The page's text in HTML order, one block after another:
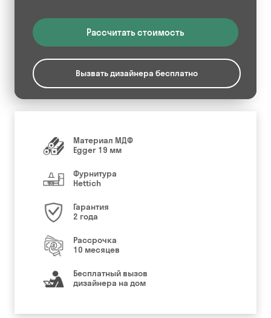
Рассчитать стоимость
Вызвать дизайнера бесплатно
Материал МДФ
Egger 19 мм
Фурнитура
Hettich
Гарантия
2 года
Рассрочка
10 месяцев
Бесплатный вызов
дизайнера на дом